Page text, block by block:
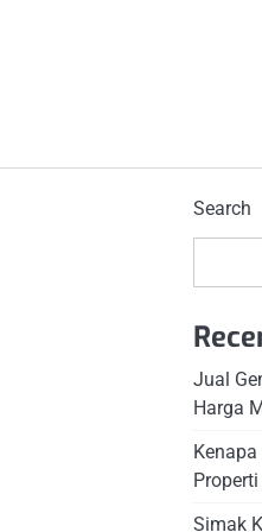
Search
Jual
Harga
Properti
Simak